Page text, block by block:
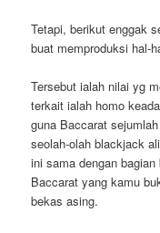
Tetapi, berikut enggak
buat memproduksi hal-
Tersebut ialah nilai yg
terkait ialah homo
guna Baccarat
seolah-olah blackjack
ini sama dengan
Baccarat yang kamu
bekas asing.